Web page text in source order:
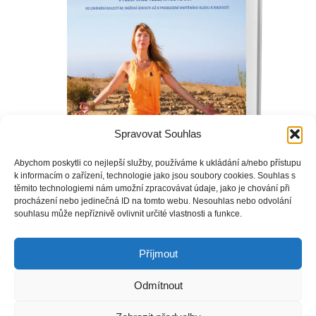
Spravovat Souhlas
Abychom poskytli co nejlepší služby, používáme k ukládání a/nebo přístupu
k informacím o zařízení, technologie jako jsou soubory cookies. Souhlas s
těmito technologiemi nám umožní zpracovávat údaje, jako je chování při
procházení nebo jedinečná ID na tomto webu. Nesouhlas nebo odvolání
souhlasu může nepříznivě ovlivnit určité vlastnosti a funkce.
Příjmout
Odmítnout
a léčit – vaši duši, tělo i mysl!